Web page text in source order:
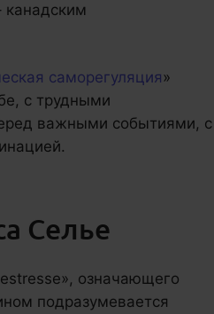
канадским
саморегуляция»
с трудными
важными событиями, с
Селье
означающего
подразумевается